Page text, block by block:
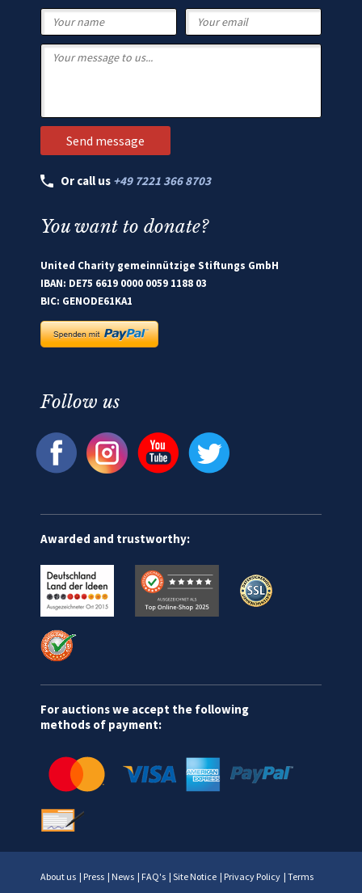
Or call us +49 7221 366 8703
You want to donate?
United Charity gemeinnützige Stiftungs GmbH
IBAN: DE75 6619 0000 0059 1188 03
BIC: GENODE61KA1
Follow us
Awarded and trustworthy:
For auctions we accept the following
methods of payment:
About us | Press | News | FAQ's | Site Notice | Privacy Policy | Terms